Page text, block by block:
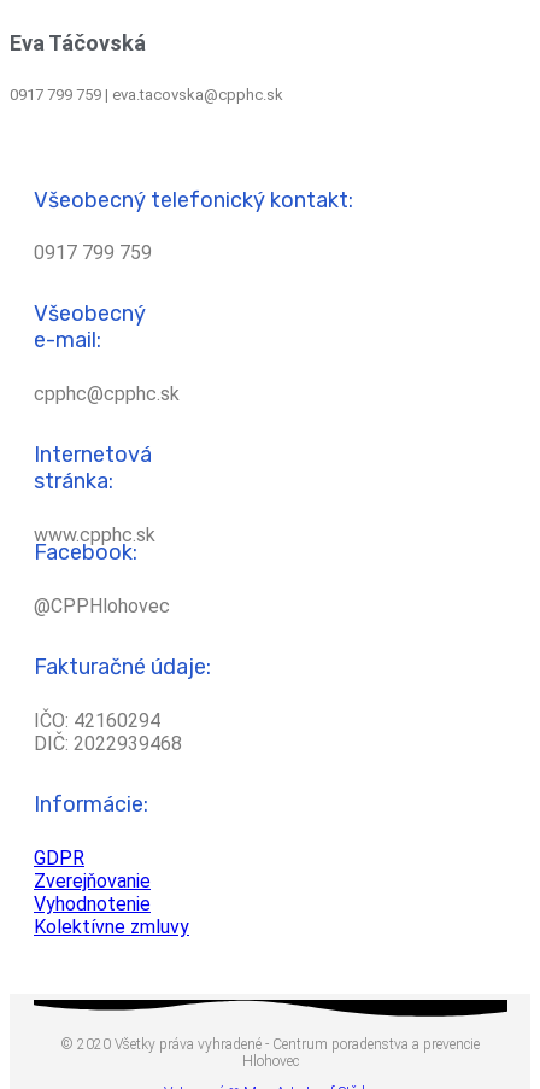
Eva Táčovská
0917 799 759 | eva.tacovska@cpphc.sk
Všeobecný telefonický kontakt:
0917 799 759
Všeobecný
e-mail:
cpphc@cpphc.sk
Internetová
stránka:
www.cpphc.sk
Facebook:
@CPPHlohovec
Fakturačné údaje:
IČO: 42160294
DIČ: 2022939468
Informácie:
GDPR
Zverejňovanie
Vyhodnotenie
Kolektívne zmluvy
© 2020 Všetky práva vyhradené - Centrum poradenstva a prevencie
Hlohovec